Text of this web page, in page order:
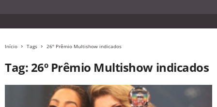
Início Tags 26º Prêmio Multishow indicados
Tag: 26º Prêmio Multishow indicados